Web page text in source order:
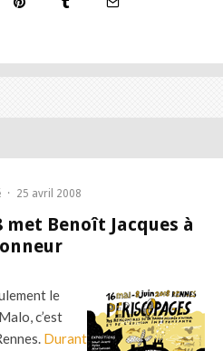
· 25 avril 2008
met Benoît Jacques à
le
c’est
Durant